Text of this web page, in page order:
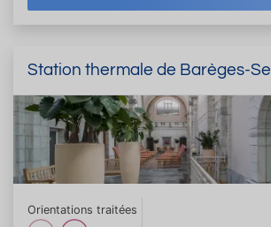
Station thermale de Barèges-
Orientations traitées